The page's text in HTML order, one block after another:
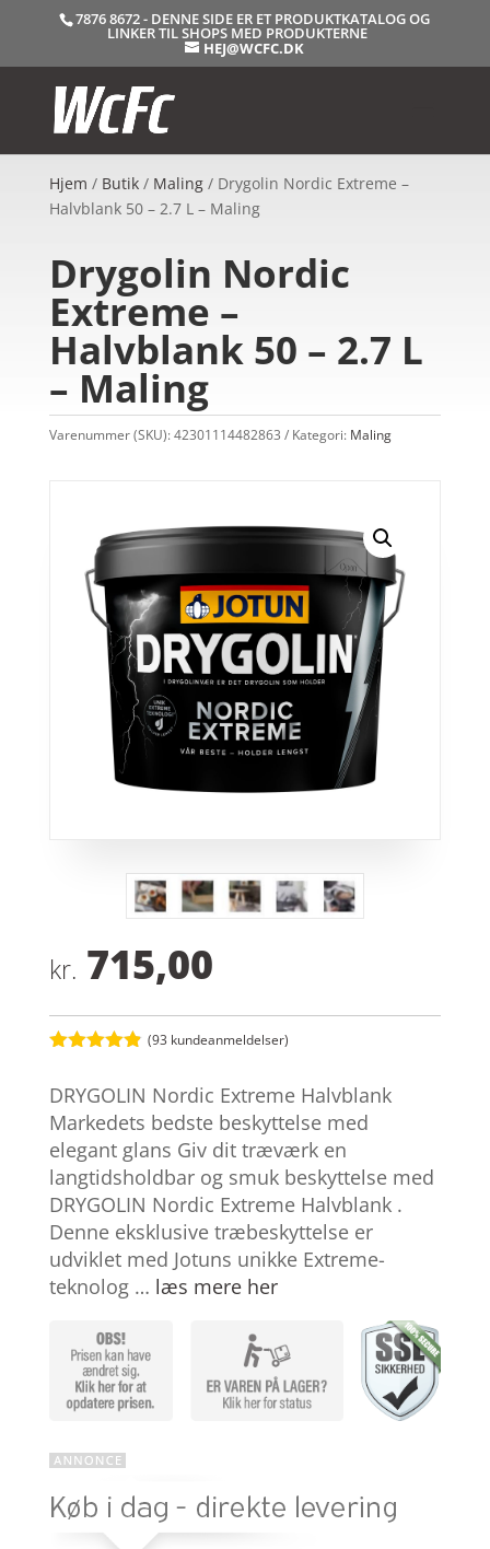
7876 8672 - DENNE SIDE ER ET PRODUKTKATALOG OG
LINKER TIL SHOPS MED PRODUKTERNE
HEJ@WCFC.DK
Hjem / Butik/ Maling/ Drygolin Nordic Extreme –
Halvblank 50 – 2.7 L – Maling
Drygolin Nordic
Extreme –
Halvblank 50 – 2.7 L
– Maling
Varenummer (SKU):42301114482863 Kategori: Maling
kr. 715,00
ud af 5
baseret på
kundebedøm
melser
(93 kundeanmeldelser)
DRYGOLIN Nordic Extreme Halvblank
Markedets bedste beskyttelse med
elegant glans Giv dit træværk en
langtidsholdbar og smuk beskyttelse med
DRYGOLIN Nordic Extreme Halvblank .
Denne eksklusive træbeskyttelse er
udviklet med Jotuns unikke Extreme-
teknolog … læs mere her